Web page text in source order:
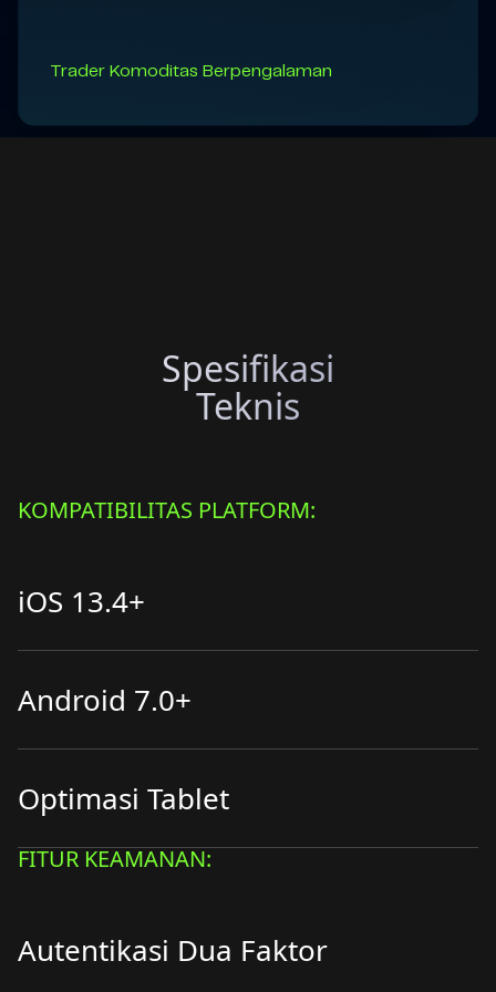
Trader Komoditas Berpengalaman
Spesifikasi
Teknis
KOMPATIBILITAS PLATFORM:
iOS 13.4+
Android 7.0+
Optimasi Tablet
FITUR KEAMANAN:
Autentikasi Dua Faktor